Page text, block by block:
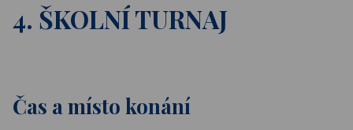
4. ŠKOLNÍ TURNAJ
Čas a místo konání